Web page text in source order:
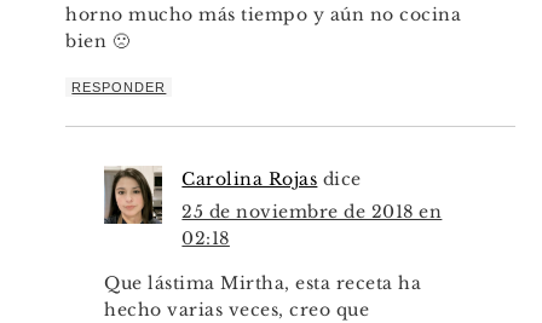
horno mucho más tiempo y aún no cocina
bien 🙁
RESPONDER
Carolina Rojas dice
25 de noviembre de 2018 en
02:18
Que lástima Mirtha, esta receta ha
hecho varias veces, creo que